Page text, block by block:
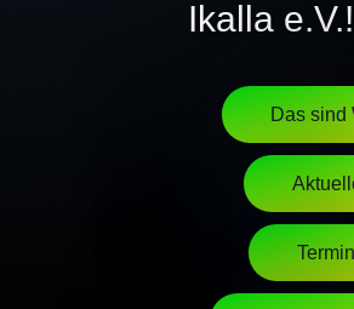
Ikalla e.V.!
Das sind